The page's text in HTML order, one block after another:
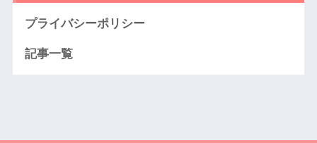
プライバシーポリシー
記事一覧